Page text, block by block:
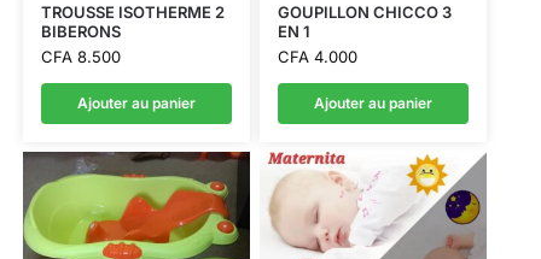
TROUSSE ISOTHERME 2
BIBERONS
CFA8.500
Ajouter au panier
GOUPILLON CHICCO 3
EN 1
CFA4.000
Ajouter au panier